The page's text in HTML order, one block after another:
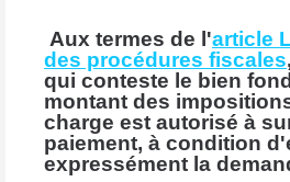
Aux termes de l'article
des procédures fiscales
qui conteste le bien
montant des
charge est autorisé à
paiement, à condition
expressément la